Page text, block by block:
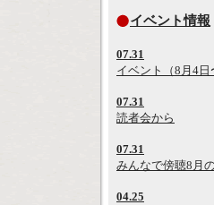
イベント情報
07.31
イベント（8月4日
07.31
読者会から
07.31
みんなで傍聴8月
04.25